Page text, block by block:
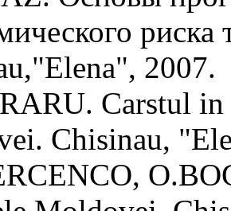
2007.
Carstul
Chisinau,